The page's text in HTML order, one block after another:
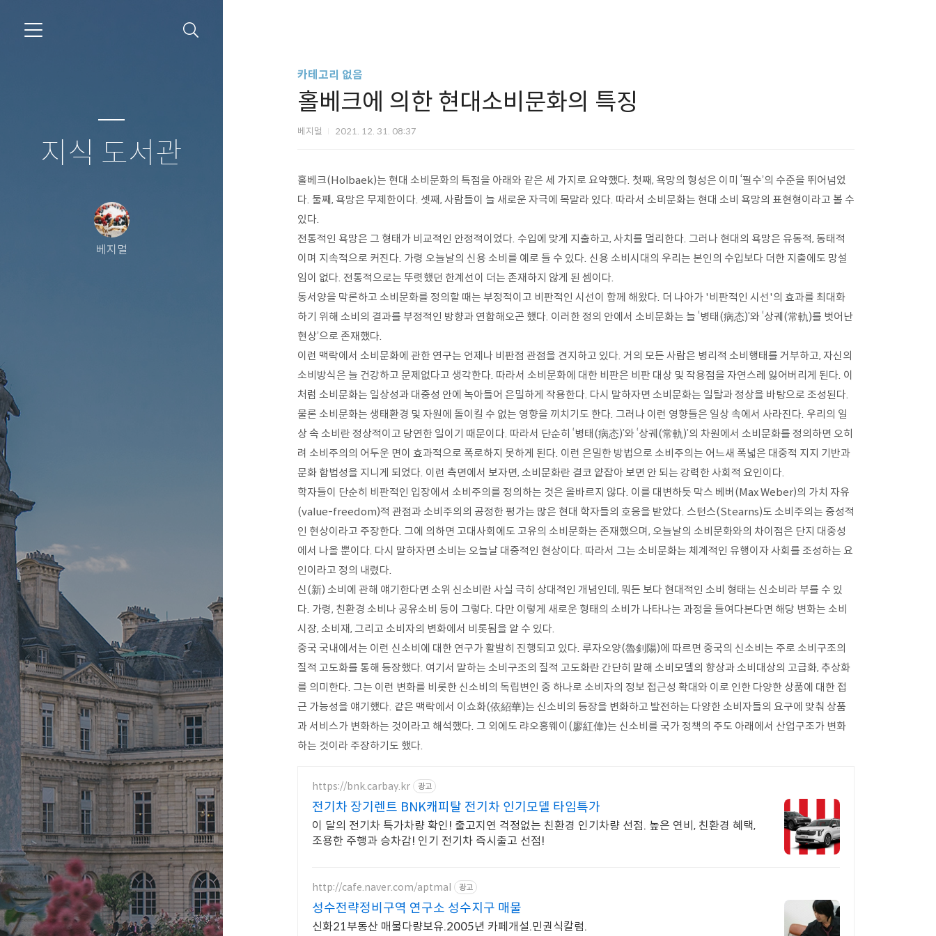
지식 도서관
베지멀
카테고리 없음
홀베크에 의한 현대소비문화의 특징
베지멀 2021. 12. 31. 08:37
홀베크(Holbaek)는 현대 소비문화의 특점을 아래와 같은 세 가지로 요약했다. 첫째, 욕망의 형성은 이미 ‘필수’의 수준을 뛰어넘었
다. 둘째, 욕망은 무제한이다. 셋째, 사람들이 늘 새로운 자극에 목말라 있다. 따라서 소비문화는 현대 소비 욕망의 표현형이라고 볼 수
있다.
전통적인 욕망은 그 형태가 비교적인 안정적이었다. 수입에 맞게 지출하고, 사치를 멀리한다. 그러나 현대의 욕망은 유동적, 동태적
이며 지속적으로 커진다. 가령 오늘날의 신용 소비를 예로 들 수 있다. 신용 소비시대의 우리는 본인의 수입보다 더한 지출에도 망설
임이 없다. 전통적으로는 뚜렷했던 한계선이 더는 존재하지 않게 된 셈이다.
동서양을 막론하고 소비문화를 정의할 때는 부정적이고 비판적인 시선이 함께 해왔다. 더 나아가 '비판적인 시선'의 효과를 최대화
하기 위해 소비의 결과를 부정적인 방향과 연합해오곤 했다. 이러한 정의 안에서 소비문화는 늘 ‘병태(病态)’와 ‘상궤(常軌)를 벗어난
현상’으로 존재했다.
이런 맥락에서 소비문화에 관한 연구는 언제나 비판점 관점을 견지하고 있다. 거의 모든 사람은 병리적 소비행태를 거부하고, 자신의
소비방식은 늘 건강하고 문제없다고 생각한다. 따라서 소비문화에 대한 비판은 비판 대상 및 작용점을 자연스레 잃어버리게 된다. 이
처럼 소비문화는 일상성과 대중성 안에 녹아들어 은밀하게 작용한다. 다시 말하자면 소비문화는 일탈과 정상을 바탕으로 조성된다.
물론 소비문화는 생태환경 및 자원에 돌이킬 수 없는 영향을 끼치기도 한다. 그러나 이런 영향들은 일상 속에서 사라진다. 우리의 일
상 속 소비란 정상적이고 당연한 일이기 때문이다. 따라서 단순히 ‘병태(病态)’와 ‘상궤(常軌)’의 차원에서 소비문화를 정의하면 오히
려 소비주의의 어두운 면이 효과적으로 폭로하지 못하게 된다. 이런 은밀한 방법으로 소비주의는 어느새 폭넓은 대중적 지지 기반과
문화 합법성을 지니게 되었다. 이런 측면에서 보자면, 소비문화란 결코 얕잡아 보면 안 되는 강력한 사회적 요인이다.
학자들이 단순히 비판적인 입장에서 소비주의를 정의하는 것은 올바르지 않다. 이를 대변하듯 막스 베버(Max Weber)의 가치 자유
(value-freedom)적 관점과 소비주의의 공정한 평가는 많은 현대 학자들의 호응을 받았다. 스턴스(Stearns)도 소비주의는 중성적
인 현상이라고 주장한다. 그에 의하면 고대사회에도 고유의 소비문화는 존재했으며, 오늘날의 소비문화와의 차이점은 단지 대중성
에서 나올 뿐이다. 다시 말하자면 소비는 오늘날 대중적인 현상이다. 따라서 그는 소비문화는 체계적인 유행이자 사회를 조성하는 요
인이라고 정의 내렸다.
신(新) 소비에 관해 얘기한다면 소위 신소비란 사실 극히 상대적인 개념인데, 뭐든 보다 현대적인 소비 형태는 신소비라 부를 수 있
다. 가령, 친환경 소비나 공유소비 등이 그렇다. 다만 이렇게 새로운 형태의 소비가 나타나는 과정을 들여다본다면 해당 변화는 소비
시장, 소비재, 그리고 소비자의 변화에서 비롯됨을 알 수 있다.
중국 국내에서는 이런 신소비에 대한 연구가 활발히 진행되고 있다. 루자오양(魯釗陽)에 따르면 중국의 신소비는 주로 소비구조의
질적 고도화를 통해 등장했다. 여기서 말하는 소비구조의 질적 고도화란 간단히 말해 소비모델의 향상과 소비대상의 고급화, 추상화
를 의미한다. 그는 이런 변화를 비롯한 신소비의 독립변인 중 하나로 소비자의 정보 접근성 확대와 이로 인한 다양한 상품에 대한 접
근 가능성을 얘기했다. 같은 맥락에서 이쇼화(依紹華)는 신소비의 등장을 변화하고 발전하는 다양한 소비자들의 요구에 맞춰 상품
과 서비스가 변화하는 것이라고 해석했다. 그 외에도 랴오홍웨이(廖紅偉)는 신소비를 국가 정책의 주도 아래에서 산업구조가 변화
하는 것이라 주장하기도 했다.
https://bnk.carbay.kr 광고
전기차 장기렌트 BNK캐피탈 전기차 인기모델 타임특가
이 달의 전기차 특가차량 확인! 출고지연 걱정없는 친환경 인기차량 선점. 높은 연비, 친환경 혜택,
조용한 주행과 승차감! 인기 전기차 즉시출고 선점!
http://cafe.naver.com/aptmal 광고
성수전략정비구역 연구소 성수지구 매물
신화21부동산 매물다량보유.2005년 카페개설.민권식칼럼.